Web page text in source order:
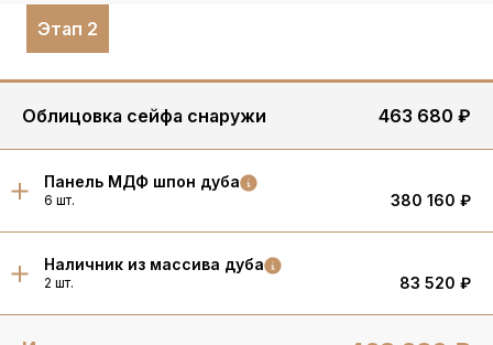
Этап 2
Облицовка сейфа снаружи 463 680 ₽
Панель МДФ шпон дуба
6 шт. 380 160 ₽
Наличник из массива дуба
2 шт. 83 520 ₽